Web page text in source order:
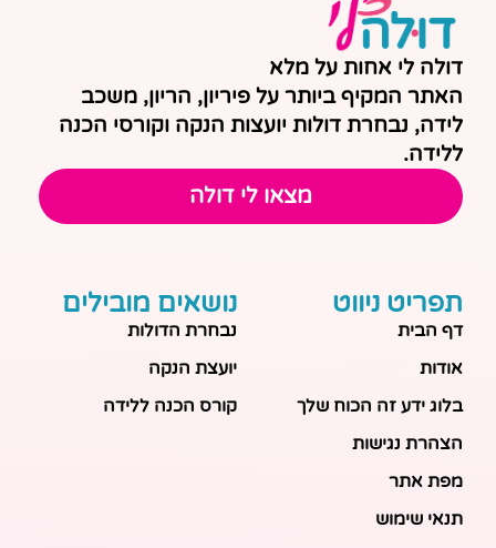
דולה לי אחות על מלא
האתר המקיף ביותר על פיריון, הריון, משכב
לידה, נבחרת דולות יועצות הנקה וקורסי הכנה
ללידה.
מצאו לי דולה
תפריט ניווט
דף הבית
אודות
בלוג ידע זה הכוח שלך
הצהרת נגישות
מפת אתר
תנאי שימוש
נושאים מובילים
נבחרת הדולות
יועצת הנקה
קורס הכנה ללידה